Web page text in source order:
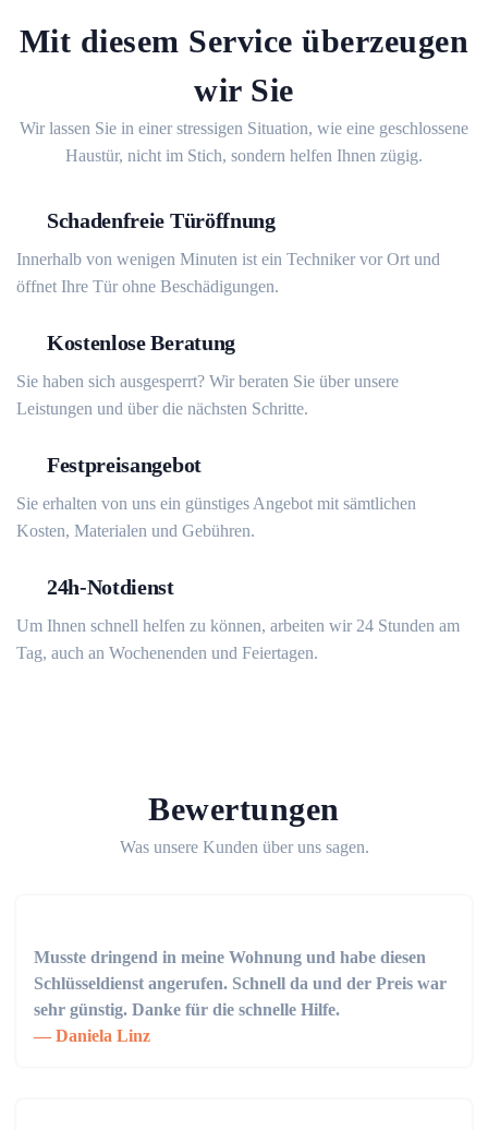
Mit diesem Service überzeugen
wir Sie
Wir lassen Sie in einer stressigen Situation, wie eine geschlossene
Haustür, nicht im Stich, sondern helfen Ihnen zügig.
Schadenfreie Türöffnung
Innerhalb von wenigen Minuten ist ein Techniker vor Ort und
öffnet Ihre Tür ohne Beschädigungen.
Kostenlose Beratung
Sie haben sich ausgesperrt? Wir beraten Sie über unsere
Leistungen und über die nächsten Schritte.
Festpreisangebot
Sie erhalten von uns ein günstiges Angebot mit sämtlichen
Kosten, Materialen und Gebühren.
24h-Notdienst
Um Ihnen schnell helfen zu können, arbeiten wir 24 Stunden am
Tag, auch an Wochenenden und Feiertagen.
Bewertungen
Was unsere Kunden über uns sagen.
Musste dringend in meine Wohnung und habe diesen
Schlüsseldienst angerufen. Schnell da und der Preis war
sehr günstig. Danke für die schnelle Hilfe.
Daniela Linz